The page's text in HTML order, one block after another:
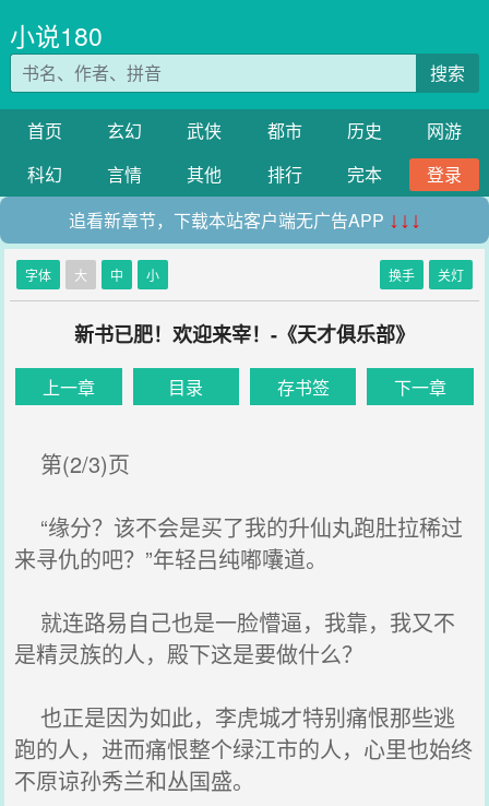
小说180
搜索
首页 玄幻 武侠 都市 历史
网游
科幻
言情 其他 排行 完本
登录
追看新章节，下载本站客户端无广告APP ↓↓↓
字体 大 中 小 换手 关灯
新书已肥！欢迎来宰！-《天才俱乐部》
上一章 目录 存书签 下一章
第(2/3)页
“缘分？该不会是买了我的升仙丸跑肚拉稀过
来寻仇的吧？”年轻吕纯嘟囔道。
就连路易自己也是一脸懵逼，我靠，我又不
是精灵族的人，殿下这是要做什么？
也正是因为如此，李虎城才特别痛恨那些逃
跑的人，进而痛恨整个绿江市的人，心里也始终
不原谅孙秀兰和丛国盛。